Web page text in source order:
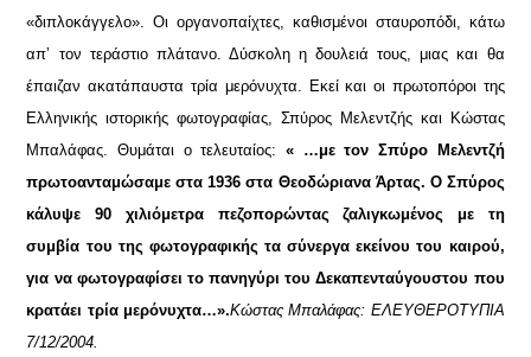
«διπλοκάγγελο». Οι οργανοπαίχτες, καθισμένοι σταυροπόδι, κάτω
απ’ τον τεράστιο πλάτανο. Δύσκολη η δουλειά τους, μιας και θα
έπαιζαν ακατάπαυστα τρία μερόνυχτα. Εκεί και οι πρωτοπόροι της
Ελληνικής ιστορικής φωτογραφίας, Σπύρος Μελεντζής και Κώστας
Μπαλάφας. Θυμάται ο τελευταίος: « …με τον Σπύρο Μελεντζή
πρωτοανταμώσαμε στα 1936 στα Θεοδώριανα Άρτας. Ο Σπύρος
κάλυψε 90 χιλιόμετρα πεζοπορώντας ζαλιγκωμένος με τη
συμβία του της φωτογραφικής τα σύνεργα εκείνου του καιρού,
για να φωτογραφίσει το πανηγύρι του Δεκαπενταύγουστου που
κρατάει τρία μερόνυχτα…».Κώστας Μπαλάφας: ΕΛΕΥΘΕΡΟΤΥΠΙΑ
7/12/2004.